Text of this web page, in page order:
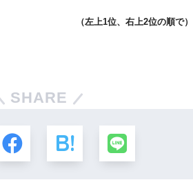
（左上1位、右上2位の順で）
SHARE